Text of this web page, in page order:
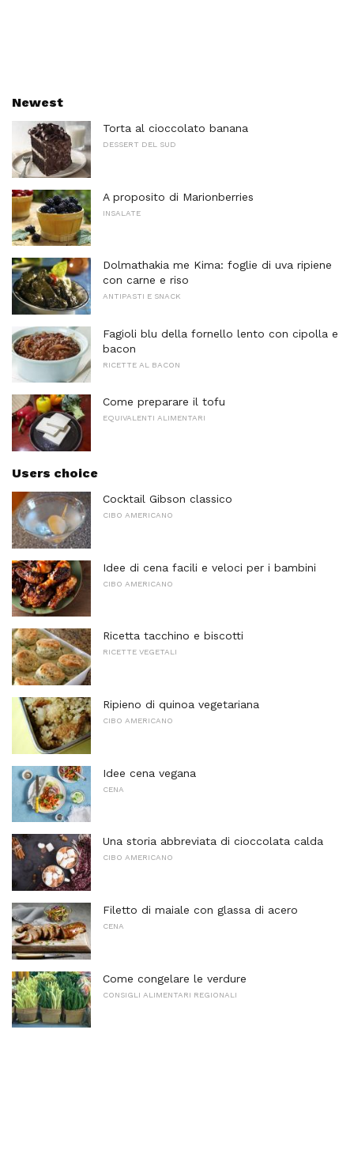
Newest
Torta al cioccolato banana
DESSERT DEL SUD
A proposito di Marionberries
INSALATE
Dolmathakia me Kima: foglie di uva ripiene
con carne e riso
ANTIPASTI E SNACK
Fagioli blu della fornello lento con cipolla e
bacon
RICETTE AL BACON
Come preparare il tofu
EQUIVALENTI ALIMENTARI
Users choice
Cocktail Gibson classico
CIBO AMERICANO
Idee di cena facili e veloci per i bambini
CIBO AMERICANO
Ricetta tacchino e biscotti
RICETTE VEGETALI
Ripieno di quinoa vegetariana
CIBO AMERICANO
Idee cena vegana
CENA
Una storia abbreviata di cioccolata calda
CIBO AMERICANO
Filetto di maiale con glassa di acero
CENA
Come congelare le verdure
CONSIGLI ALIMENTARI REGIONALI